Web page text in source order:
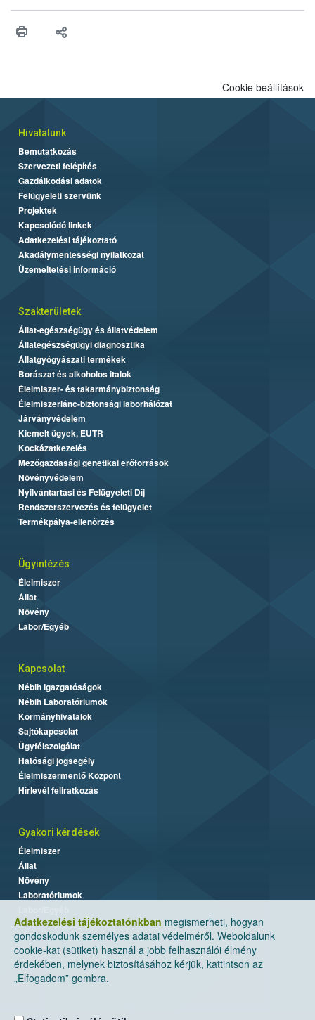
érésű szőlőkben is legyen lehetőség a károsító elleni további
felhasználók számára is elérhető és ökológiai termesztésben is
Adatkezelési tájékoztatónkban megismerheti, hogyan
gondoskodunk személyes adatai védelméről. Weboldalunk
cookie-kat (sütiket) használ a jobb felhasználói élmény
érdekében, melynek biztosításához kérjük, kattintson az
„Elfogadom” gombra.
Cookie beállítások
Hivatalunk
Bemutatkozás
Szervezeti felépítés
Gazdálkodási adatok
Felügyeleti szervünk
Projektek
Kapcsolódó linkek
Adatkezelési tájékoztató
Akadálymentességi nyilatkozat
Üzemeltetési információ
Szakterületek
Állat-egészségügy és állatvédelem
Állategészségügyi diagnosztika
Állatgyógyászati termékek
Borászat és alkoholos italok
Élelmiszer- és takarmánybiztonság
Élelmiszerlánc-biztonsági laborhálózat
Járványvédelem
Kiemelt ügyek, EUTR
Kockázatkezelés
Mezőgazdasági genetikai erőforrások
Növényvédelem
Nyilvántartási és Felügyeleti Díj
Rendszerszervezés és felügyelet
Termékpálya-ellenőrzés
Ügyintézés
Élelmiszer
Állat
Növény
Labor/Egyéb
Kapcsolat
Nébih Igazgatóságok
Nébih Laboratóriumok
Kormányhivatalok
Sajtókapcsolat
Ügyfélszolgálat
Hatósági jogsegély
Élelmiszermentő Központ
Hírlevél feliratkozás
Gyakori kérdések
Élelmiszer
Állat
Növény
Laboratóriumok